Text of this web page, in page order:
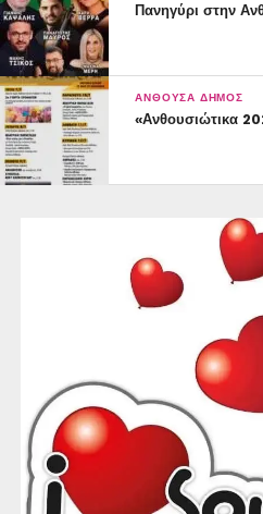
Πανηγύρι στην
ΑΝΘΟΎΣΑ ΔΉΜΟΣ
«Ανθουσιώτικα